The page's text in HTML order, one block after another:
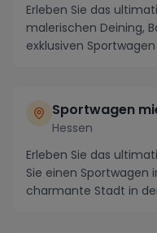
Erleben Sie das
malerischen Deining,
exklusiven
Sportwagen
Hessen
Erleben Sie das
Sie einen Sportwagen
charmante Stadt in